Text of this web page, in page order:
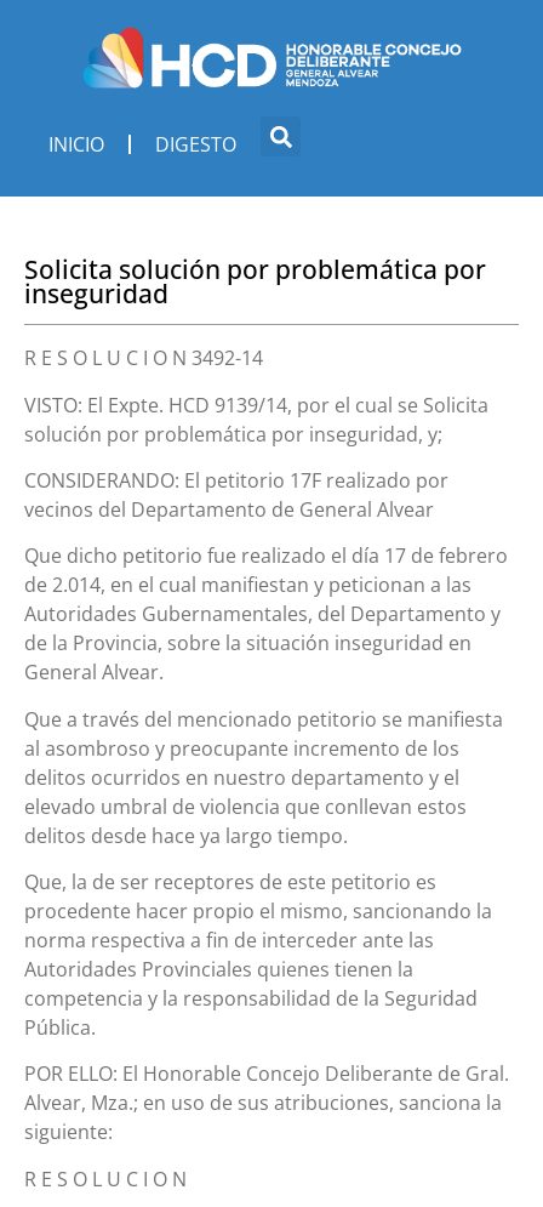
INICIO DIGESTO
Solicita solución por problemática por
inseguridad
R E S O L U C I O N 3492-14
VISTO: El Expte. HCD 9139/14, por el cual se Solicita
solución por problemática por inseguridad, y;
CONSIDERANDO: El petitorio 17F realizado por
vecinos del Departamento de General Alvear
Que dicho petitorio fue realizado el día 17 de febrero
de 2.014, en el cual manifiestan y peticionan a las
Autoridades Gubernamentales, del Departamento y
de la Provincia, sobre la situación inseguridad en
General Alvear.
Que a través del mencionado petitorio se manifiesta
al asombroso y preocupante incremento de los
delitos ocurridos en nuestro departamento y el
elevado umbral de violencia que conllevan estos
delitos desde hace ya largo tiempo.
Que, la de ser receptores de este petitorio es
procedente hacer propio el mismo, sancionando la
norma respectiva a fin de interceder ante las
Autoridades Provinciales quienes tienen la
competencia y la responsabilidad de la Seguridad
Pública.
POR ELLO: El Honorable Concejo Deliberante de Gral.
Alvear, Mza.; en uso de sus atribuciones, sanciona la
siguiente:
R E S O L U C I O N